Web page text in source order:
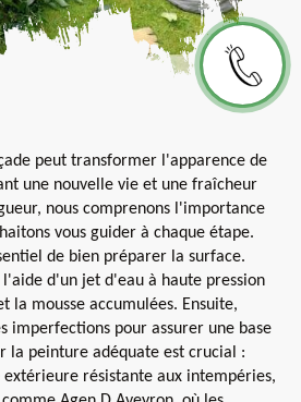
peut transformer l'apparence de
une nouvelle vie et une fraîcheur
nous comprenons l'importance
vous guider à chaque étape.
de bien préparer la surface.
d'un jet d'eau à haute pression
la mousse accumulées. Ensuite,
imperfections pour assurer une base
la peinture adéquate est crucial :
résistante aux intempéries,